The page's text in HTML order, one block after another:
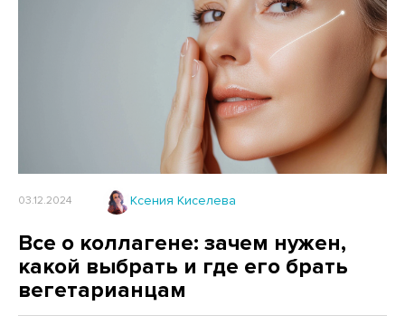
03.12.2024 Ксения Киселева
Все о коллагене: зачем нужен,
какой выбрать и где его брать
вегетарианцам